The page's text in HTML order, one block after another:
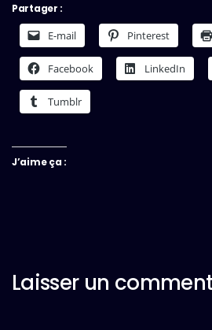
Partager :
E-mail Pinterest
Facebook LinkedIn
Tumblr
J’aime ça :
Laisser un